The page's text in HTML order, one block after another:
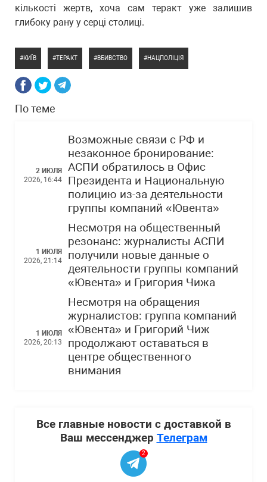
кількості жертв, хоча сам теракт уже залишив
глибоку рану у серці столиці.
КИЇВ ТЕРАКТ ВБИВСТВО НАЦПОЛІЦІЯ
По теме
2 ИЮЛЯ
2026, 16:44
Возможные связи с РФ и
незаконное бронирование:
АСПИ обратилось в Офис
Президента и Национальную
полицию из-за деятельности
группы компаний «Ювента»
1 ИЮЛЯ
2026, 21:14
Несмотря на общественный
резонанс: журналисты АСПИ
получили новые данные о
деятельности группы компаний
«Ювента» и Григория Чижа
1 ИЮЛЯ
2026, 20:13
Несмотря на обращения
журналистов: группа компаний
«Ювента» и Григорий Чиж
продолжают оставаться в
центре общественного
внимания
Все главные новости с доставкой в
Ваш мессенджер Телеграм
2